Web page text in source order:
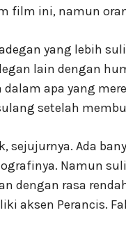
film ini, namun
yang lebih
lain dengan
apa yang
setelah
sejujurnya. Ada
Namun
dengan rasa
aksen Perancis.